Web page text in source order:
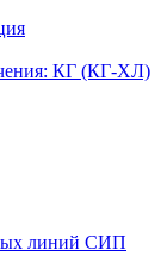
КГ (КГ-ХЛ)
линий СИП